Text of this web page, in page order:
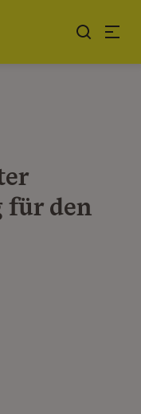
für den